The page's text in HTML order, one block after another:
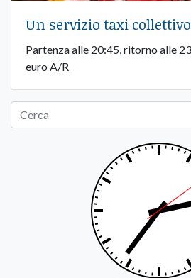
Un servizio taxi
Partenza alle 20:45, ritorno alle
euro A/R